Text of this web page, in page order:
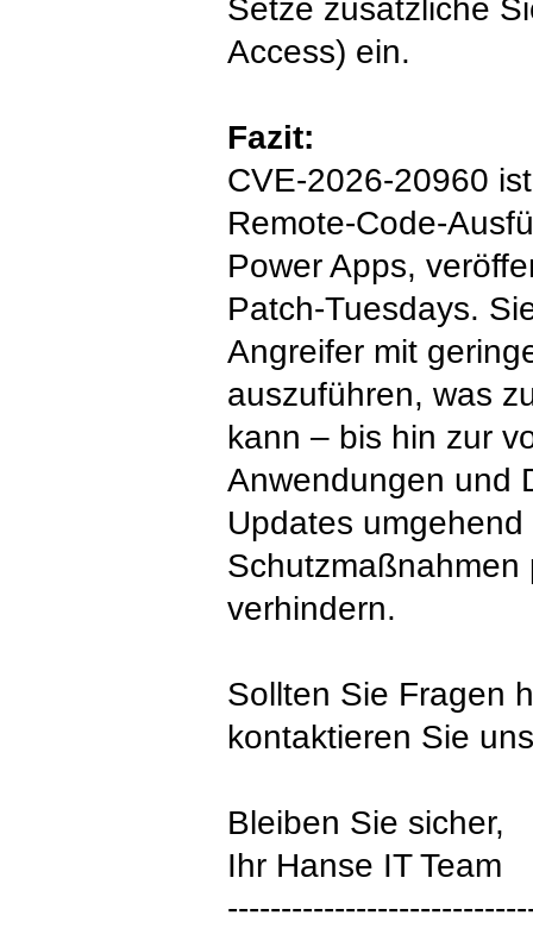
Setze zusätzliche
Access) ein.
Fazit:
CVE-2026-20960
Remote-Code-
Power Apps,
Patch-Tuesdays.
Angreifer mit
auszuführen, was
kann – bis hin zur
Anwendungen und
Updates
Schutzmaßnahmen
verhindern.
Sollten Sie Fragen
kontaktieren Sie
Bleiben Sie sicher,
Ihr Hanse IT Team